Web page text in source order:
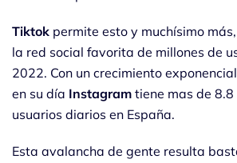
Tiktok permite esto y muchísimo
la red social favorita de millones de
2022. Con un crecimiento
en su día Instagram tiene mas de 8.8
usuarios diarios en España.
Esta avalancha de gente resulta